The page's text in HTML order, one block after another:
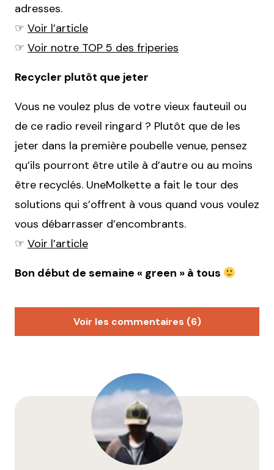
adresses.
☞ Voir l’article
☞ Voir notre TOP 5 des friperies
Recycler plutôt que jeter
Vous ne voulez plus de votre vieux fauteuil ou
de ce radio reveil ringard ? Plutôt que de les
jeter dans la première poubelle venue, pensez
qu’ils pourront être utile à d’autre ou au moins
être recyclés. UneMolkette a fait le tour des
solutions qui s’offrent à vous quand vous voulez
vous débarrasser d’encombrants.
☞ Voir l’article
Bon début de semaine « green » à tous
Voir les commentaires (6)
Une semaine verte, je m’en réjouis d’avance ! Merci
Vous allez faire un p’tit article sur le compostage en
milieu urbain ? Mrou ?